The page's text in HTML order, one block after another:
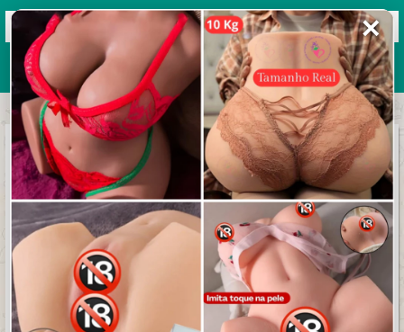
Grupos de WhatsApp 2026
+ Enviar grupo
✕